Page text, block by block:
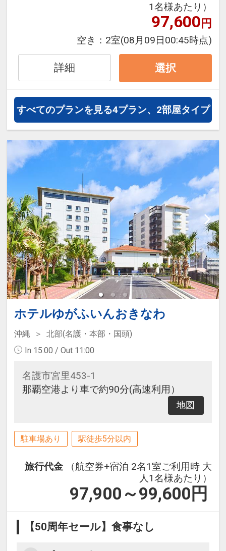
徒歩0分に位置する目の前のビーチ
では、ゆったりリラックスタイムを
過ごせるだけではなく、マリンアク
ティビティも充実。
1名様あたり）
97,600円
空き： 2室(08月09日00:45時点)
詳細 選択
すべてのプランを見る4プラン、2部屋タイプ
ホテルゆがふいんおきなわ
沖縄
北部(名護・本部・国頭)
In 15:00 / Out 11:00
名護市宮里453-1
那覇空港より車で約90分(高速利用）
地図
駐車場あり 駅徒歩5分以内
旅行代金
（航空券+宿泊 2名1室ご利用時 大
人1名様あたり）
97,900～99,600 円
【50周年セール】食事なし